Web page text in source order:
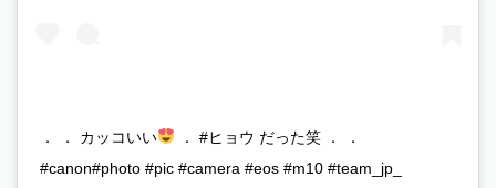
． ． カッコいい
． #ヒョウ だった笑 ． ．
#canon#photo #pic #camera #eos #m10 #team_jp_